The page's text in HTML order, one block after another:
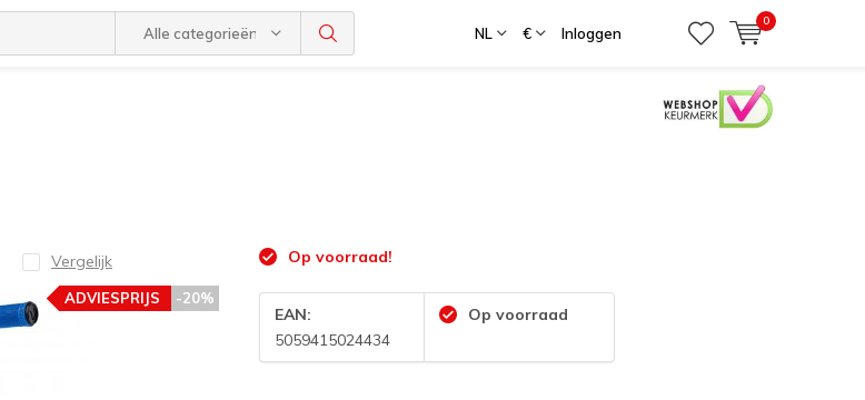
Alle categorieën NL € Inloggen
0
Vergelijk
-20%
ADVIESPRIJS
Op voorraad!
EAN:
5059415024434
Op voorraad